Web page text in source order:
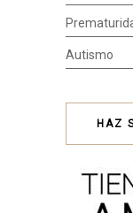
Autismo
HAZ